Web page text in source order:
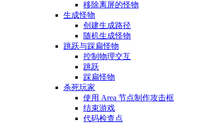
移除离屏的怪物
生成怪物
创建生成路径
随机生成怪物
跳跃与踩扁怪物
控制物理交互
跳跃
踩扁怪物
杀死玩家
使用 Area 节点制作攻击框
结束游戏
代码检查点